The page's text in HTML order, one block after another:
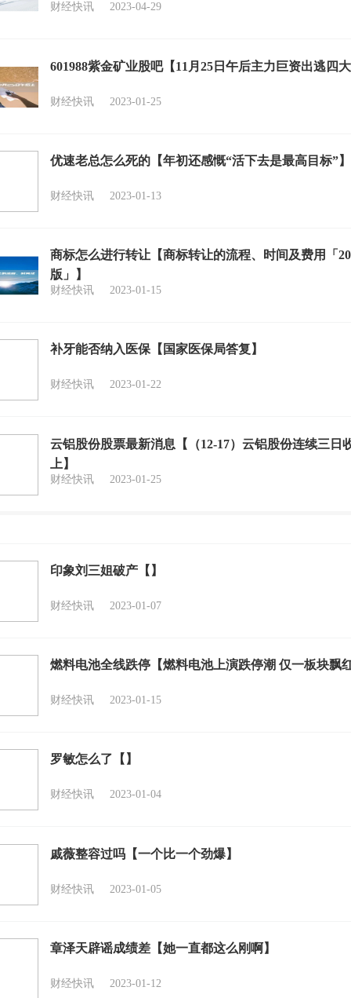
财经快讯 2023-04-29
601988紫金矿业股吧【11月25日午后主力巨资出逃四
财经快讯 2023-01-25
优速老总怎么死的【年初还感慨“活下去是最高目标”】
财经快讯 2023-01-13
商标怎么进行转让【商标转让的流程、时间及费用「
版」】
财经快讯 2023-01-15
补牙能否纳入医保【国家医保局答复】
财经快讯 2023-01-22
云铝股份股票最新消息【（12-17）云铝股份连续三日
上】
财经快讯 2023-01-25
印象刘三姐破产【】
财经快讯 2023-01-07
燃料电池全线跌停【燃料电池上演跌停潮 仅一板块飘
财经快讯 2023-01-15
罗敏怎么了【】
财经快讯 2023-01-04
戚薇整容过吗【一个比一个劲爆】
财经快讯 2023-01-05
章泽天辟谣成绩差【她一直都这么刚啊】
财经快讯 2023-01-12